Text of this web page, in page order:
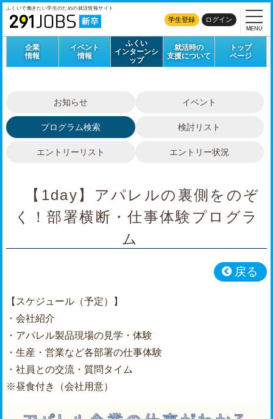
ふくいで働きたい学生のための就活情報サイト
学生登録 ログイン
企業
情報
イベント
情報
ふくい
インターンシ
ップ
就活時の
支援について
トップ
ページ
MENU
お知らせ イベント
プログラム検索 検討リスト
エントリーリスト エントリー状況
【1day】アパレルの裏側をのぞ
く！部署横断・仕事体験プログラ
ム
戻る
【スケジュール（予定）】
・会社紹介
・アパレル製品現場の見学・体験
・生産・営業など各部署の仕事体験
・社員との交流・質問タイム
※昼食付き（会社用意）